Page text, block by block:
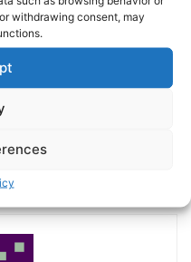
withdrawing consent, may
Next article
#libero #news #paoktoday